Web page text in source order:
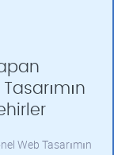
Web Tasarımın